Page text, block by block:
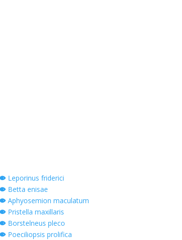
Leporinus friderici
Betta enisae
Aphyosemion maculatum
Pristella maxillaris
Borstelneus pleco
Poeciliopsis prolifica